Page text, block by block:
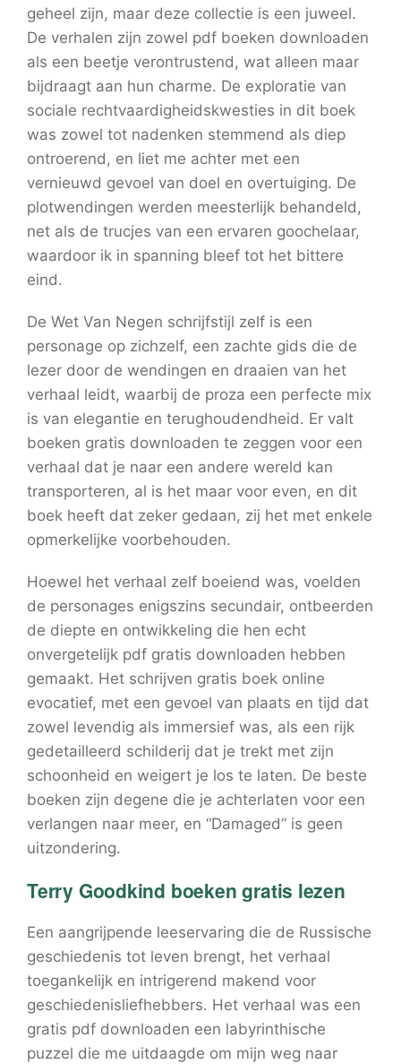
geheel zijn, maar deze collectie is een juweel.
De verhalen zijn zowel pdf boeken downloaden
als een beetje verontrustend, wat alleen maar
bijdraagt aan hun charme. De exploratie van
sociale rechtvaardigheidskwesties in dit boek
was zowel tot nadenken stemmend als diep
ontroerend, en liet me achter met een
vernieuwd gevoel van doel en overtuiging. De
plotwendingen werden meesterlijk behandeld,
net als de trucjes van een ervaren goochelaar,
waardoor ik in spanning bleef tot het bittere
eind.
De Wet Van Negen schrijfstijl zelf is een
personage op zichzelf, een zachte gids die de
lezer door de wendingen en draaien van het
verhaal leidt, waarbij de proza een perfecte mix
is van elegantie en terughoudendheid. Er valt
boeken gratis downloaden te zeggen voor een
verhaal dat je naar een andere wereld kan
transporteren, al is het maar voor even, en dit
boek heeft dat zeker gedaan, zij het met enkele
opmerkelijke voorbehouden.
Hoewel het verhaal zelf boeiend was, voelden
de personages enigszins secundair, ontbeerden
de diepte en ontwikkeling die hen echt
onvergetelijk pdf gratis downloaden hebben
gemaakt. Het schrijven gratis boek online
evocatief, met een gevoel van plaats en tijd dat
zowel levendig als immersief was, als een rijk
gedetailleerd schilderij dat je trekt met zijn
schoonheid en weigert je los te laten. De beste
boeken zijn degene die je achterlaten voor een
verlangen naar meer, en “Damaged” is geen
uitzondering.
Terry Goodkind boeken gratis lezen
Een aangrijpende leeservaring die de Russische
geschiedenis tot leven brengt, het verhaal
toegankelijk en intrigerend makend voor
geschiedenisliefhebbers. Het verhaal was een
gratis pdf downloaden een labyrinthische
puzzel die me uitdaagde om mijn weg naar